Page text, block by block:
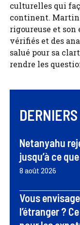
culturelles qui
continent. Martin
rigoureuse et son
vérifiés et des
salué pour sa
rendre les
Netanyahu
jusqu’à ce
8 août 2026
Vous
l’étranger ?